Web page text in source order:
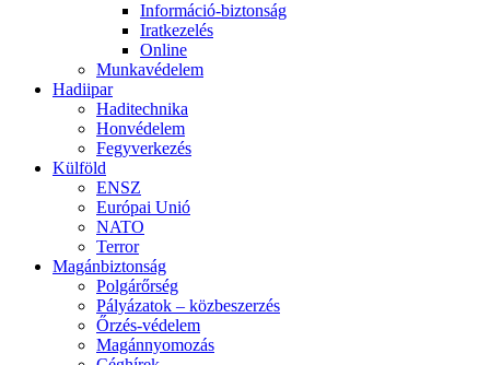
Információ-biztonság
Iratkezelés
Online
Munkavédelem
Hadiipar
Haditechnika
Honvédelem
Fegyverkezés
Külföld
ENSZ
Európai Unió
NATO
Terror
Magánbiztonság
Polgárőrség
Pályázatok – közbeszerzés
Őrzés-védelem
Magánnyomozás